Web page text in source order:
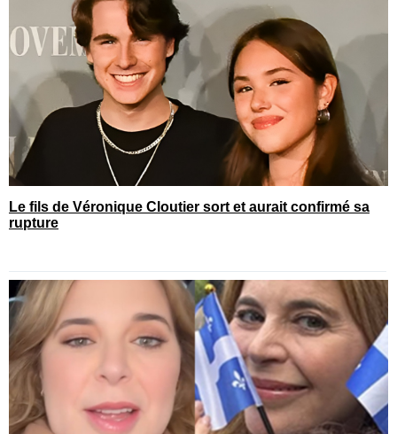
Le fils de Véronique Cloutier sort et aurait confirmé sa
rupture